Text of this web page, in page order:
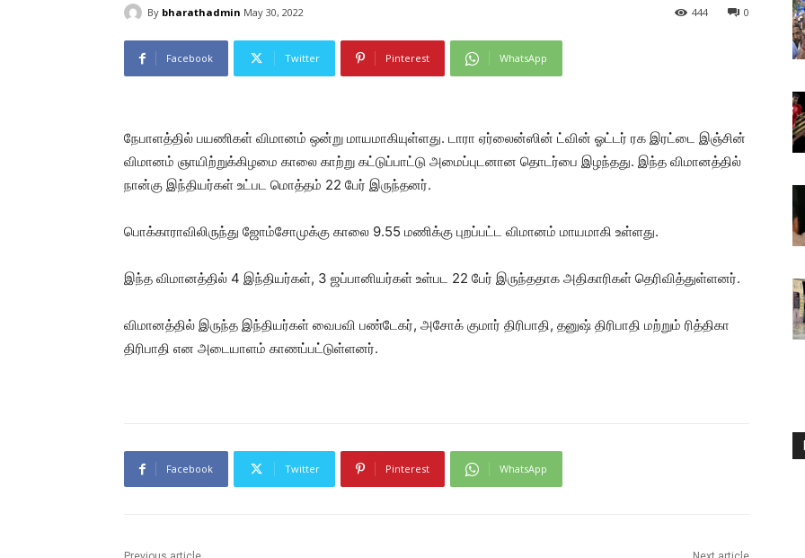
By bharathadmin May 30, 2022 0
444
Facebook Twitter Pinterest WhatsApp
நேபாளத்தில் பயணிகள் விமானம் ஒன்று மாயமாகியுள்ளது. டாரா ஏர்லைன்ஸின் ட்வின் ஓட்டர் ரக இரட்டை இஞ்சின்
விமானம் ஞாயிற்றுக்கிழமை காலை காற்று கட்டுப்பாட்டு அமைப்புடனான தொடர்பை இழந்தது. இந்த விமானத்தில்
நான்கு இந்தியர்கள் உட்பட மொத்தம் 22 பேர் இருந்தனர்.
பொக்காராவிலிருந்து ஜோம்சோமுக்கு காலை 9.55 மணிக்கு புறப்பட்ட விமானம் மாயமாகி உள்ளது.
இந்த விமானத்தில் 4 இந்தியர்கள், 3 ஜப்பானியர்கள் உள்பட 22 பேர் இருந்ததாக அதிகாரிகள் தெரிவித்துள்ளனர்.
விமானத்தில் இருந்த இந்தியர்கள் வைபவி பண்டேகர், அசோக் குமார் திரிபாதி, தனுஷ் திரிபாதி மற்றும் ரித்திகா
திரிபாதி என அடையாளம் காணப்பட்டுள்ளனர்.
Facebook Twitter Pinterest WhatsApp